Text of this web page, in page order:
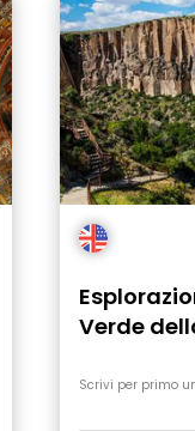
Verde
Scrivi per primo